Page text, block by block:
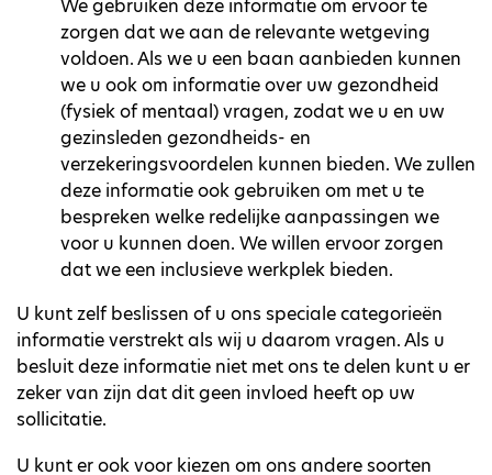
We gebruiken deze informatie om ervoor te
zorgen dat we aan de relevante wetgeving
voldoen. Als we u een baan aanbieden kunnen
we u ook om informatie over uw gezondheid
(fysiek of mentaal) vragen, zodat we u en uw
gezinsleden gezondheids- en
verzekeringsvoordelen kunnen bieden. We zullen
deze informatie ook gebruiken om met u te
bespreken welke redelijke aanpassingen we
voor u kunnen doen. We willen ervoor zorgen
dat we een inclusieve werkplek bieden.
U kunt zelf beslissen of u ons speciale categorieën
informatie verstrekt als wij u daarom vragen. Als u
besluit deze informatie niet met ons te delen kunt u er
zeker van zijn dat dit geen invloed heeft op uw
sollicitatie.
U kunt er ook voor kiezen om ons andere soorten